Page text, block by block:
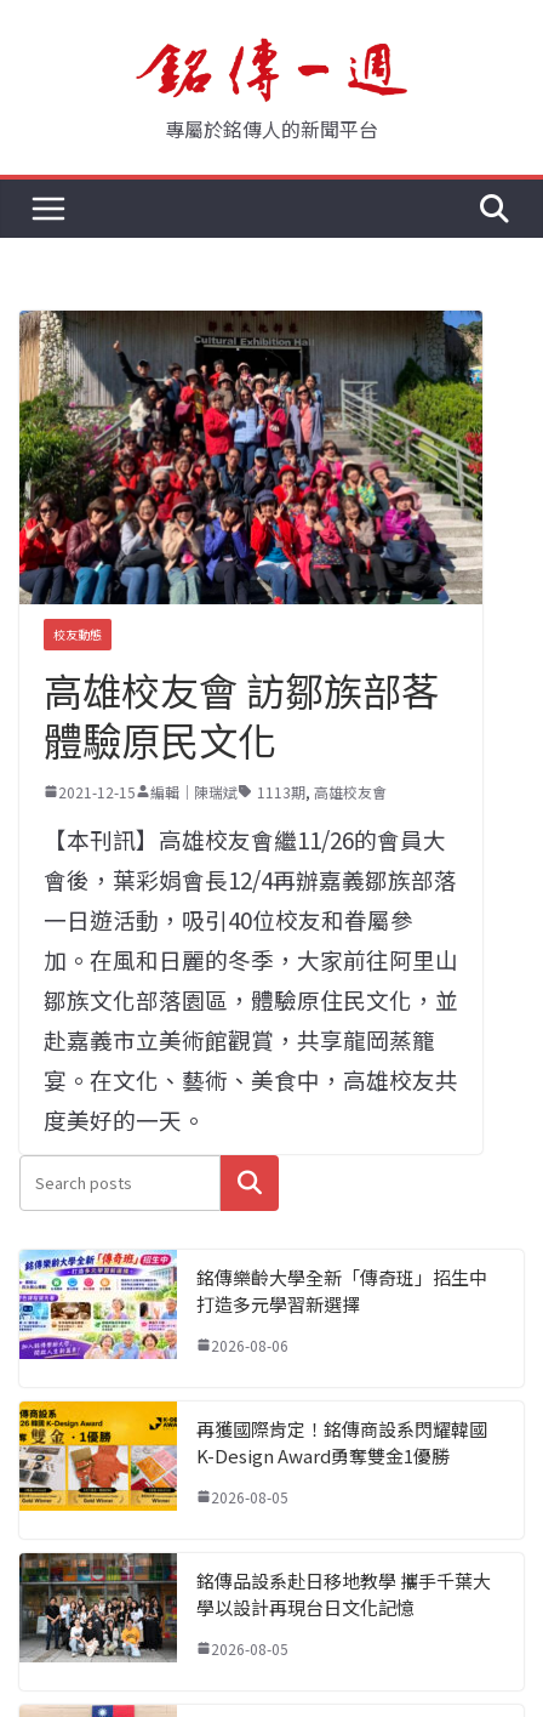
專屬於銘傳人的新聞平台
校友動態
高雄校友會 訪鄒族部茖
體驗原民文化
2021-12-15 編輯｜陳瑞斌 1113期, 高雄校友會
【本刊訊】高雄校友會繼11/26的會員大
會後，葉彩娟會長12/4再辦嘉義鄒族部落
一日遊活動，吸引40位校友和眷屬參
加。在風和日麗的冬季，大家前往阿里山
鄒族文化部落園區，體驗原住民文化，並
赴嘉義市立美術館觀賞，共享龍岡蒸籠
宴。在文化、藝術、美食中，高雄校友共
度美好的一天。
搜尋
銘傳樂齡大學全新「傳奇班」招生中
打造多元學習新選擇
2026-08-06
再獲國際肯定！銘傳商設系閃耀韓國
K-Design Award勇奪雙金1優勝
2026-08-05
銘傳品設系赴日移地教學 攜手千葉大
學以設計再現台日文化記憶
2026-08-05